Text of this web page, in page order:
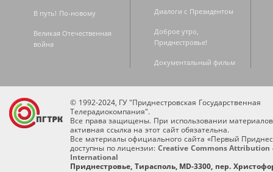
В путь! По-новому
Великая Отечественная
война
Диалоги с Президентом
Доброе утро,
Приднестровье!
Документальный фильм
© 1992-2024, ГУ "Приднестровская Государственная
Телерадиокомпания".
Все права защищены. При использовании
активная ссылка на этот сайт обязательна.
Все материалы официального сайта «Первый
доступны по лицензии: Creative Commons Attribution
International
Приднестровье, Тирасполь, MD-3300, пер.